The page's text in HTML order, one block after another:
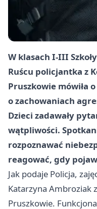
W klasach I-III
Ruścu policjantka z
Pruszkowie mówiła
o zachowaniach
Dzieci zadawały
wątpliwości.
rozpoznawać
reagować, gdy
Jak podaje Policja,
Katarzyna Ambroziak
Pruszkowie.